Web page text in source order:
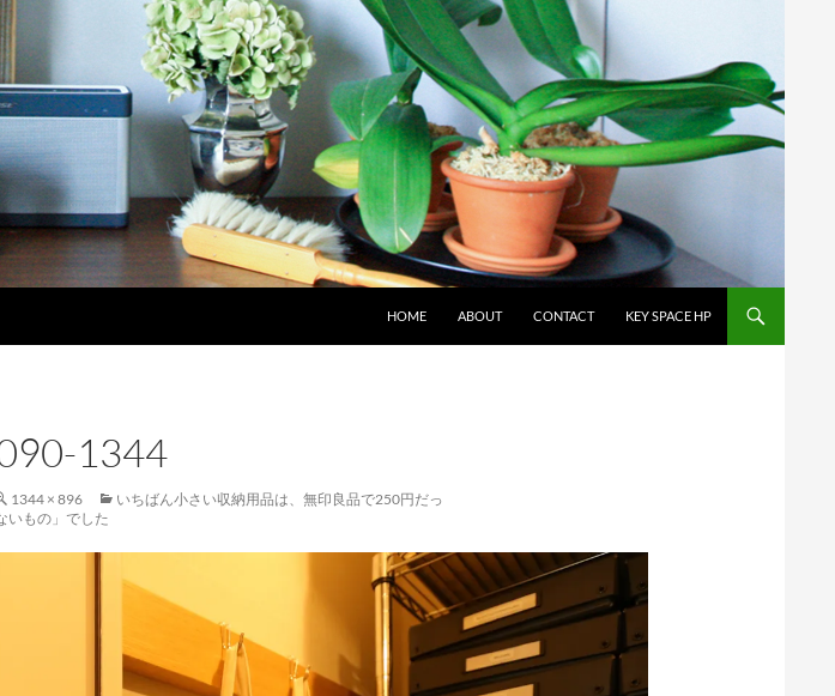
HOME
ABOUT CONTACT KEY SPACE HP
1344
1344 × 896
いちばん小さい収納用品は、無印良品で250円だっ
いもの」でした